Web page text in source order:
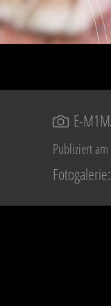
E-
Publiziert
Fotogalerie: